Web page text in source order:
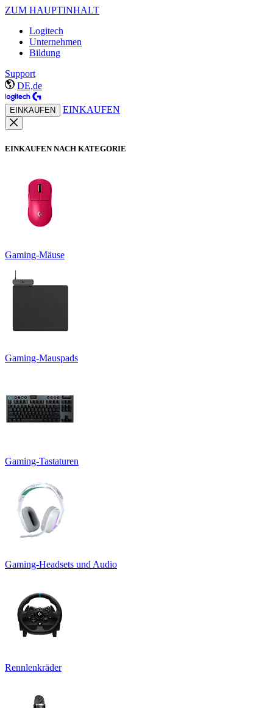
ZUM HAUPTINHALT
Logitech
Unternehmen
Bildung
Support
DE,de
EINKAUFEN EINKAUFEN
EINKAUFEN NACH KATEGORIE
Gaming-Mäuse
Gaming-Mauspads
Gaming-Tastaturen
Gaming-Headsets und Audio
Rennlenkräder